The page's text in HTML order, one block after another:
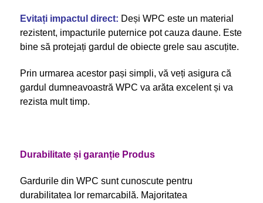
Evitați impactul direct: Deși WPC este un material
rezistent, impacturile puternice pot cauza daune. Este
bine să protejați gardul de obiecte grele sau ascuțite.
Prin urmarea acestor pași simpli, vă veți asigura că
gardul dumneavoastră WPC va arăta excelent și va
rezista mult timp.
Durabilitate și garanție Produs
Gardurile din WPC sunt cunoscute pentru
durabilitatea lor remarcabilă. Majoritatea